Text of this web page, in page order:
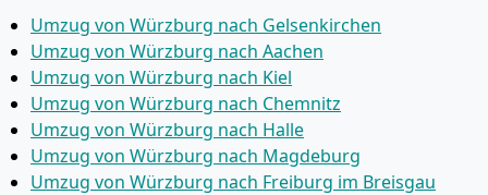
Umzug von Würzburg nach Gelsenkirchen
Umzug von Würzburg nach Aachen
Umzug von Würzburg nach Kiel
Umzug von Würzburg nach Chemnitz
Umzug von Würzburg nach Halle
Umzug von Würzburg nach Magdeburg
Umzug von Würzburg nach Freiburg im Breisgau